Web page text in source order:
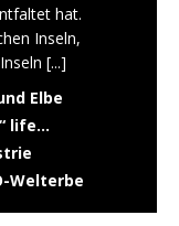
hat.
Inseln,
[...]
Elbe
life…
Welterbe